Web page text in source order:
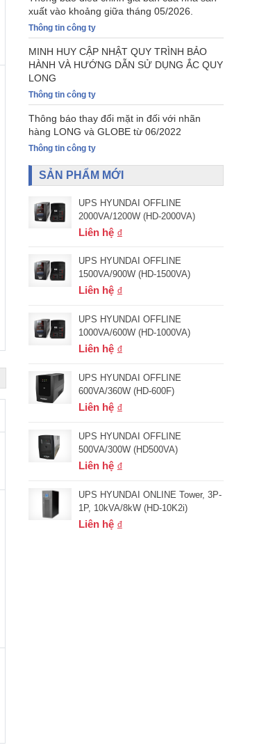
xuất vào khoảng giữa tháng 05/2026.
Thông tin công ty
MINH HUY CẬP NHẬT QUY TRÌNH BẢO
HÀNH VÀ HƯỚNG DẪN SỬ DỤNG ẮC QUY
LONG
Thông tin công ty
Thông báo thay đổi mặt in đối với nhãn
hàng LONG và GLOBE từ 06/2022
Thông tin công ty
SẢN PHẨM MỚI
UPS HYUNDAI OFFLINE
2000VA/1200W (HD-2000VA)
Liên hệ
UPS HYUNDAI OFFLINE
1500VA/900W (HD-1500VA)
Liên hệ
UPS HYUNDAI OFFLINE
1000VA/600W (HD-1000VA)
Liên hệ
UPS HYUNDAI OFFLINE
600VA/360W (HD-600F)
Liên hệ
UPS HYUNDAI OFFLINE
500VA/300W (HD500VA)
Liên hệ
UPS HYUNDAI ONLINE Tower, 3P-
1P, 10kVA/8kW (HD-10K2i)
Liên hệ